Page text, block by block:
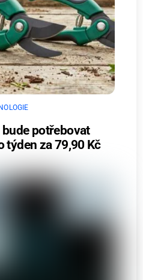
potřebovat
týden za 79,90 Kč